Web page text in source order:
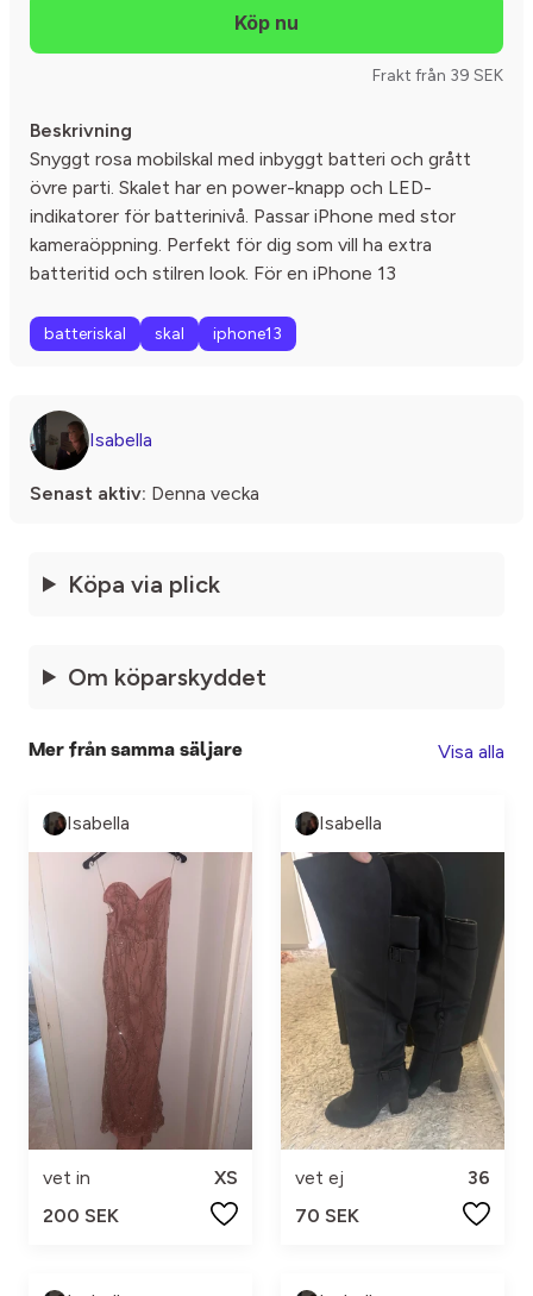
Frakt från 39 SEK
Beskrivning
Snyggt rosa mobilskal med inbyggt batteri och grått
övre parti. Skalet har en power-knapp och LED-
indikatorer för batterinivå. Passar iPhone med stor
kameraöppning. Perfekt för dig som vill ha extra
batteritid och stilren look. För en iPhone 13
batteriskal skal iphone13
Isabella
Senast aktiv: Denna vecka
Köpa via plick
Om köparskyddet
Mer från samma säljare Visa alla
Isabella
vet in
XS
200 SEK
Isabella
vet ej
36
70 SEK